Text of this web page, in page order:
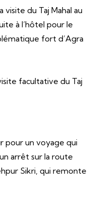
du Taj Mahal au
à l’hôtel pour le
fort d’Agra
facultative du Taj
pour un voyage qui
arrêt sur la route
Sikri, qui remonte